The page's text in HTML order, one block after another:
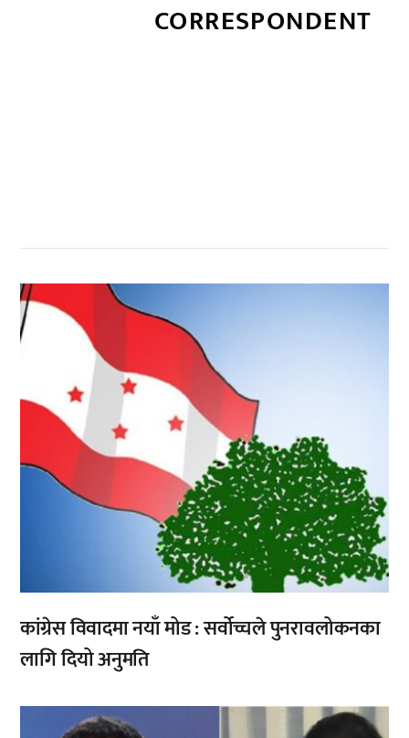
CORRESPONDENT
,
कांग्रेस विवादमा नयाँ मोड : सर्वोच्चले पुनरावलोकनका
लागि दियो अनुमति